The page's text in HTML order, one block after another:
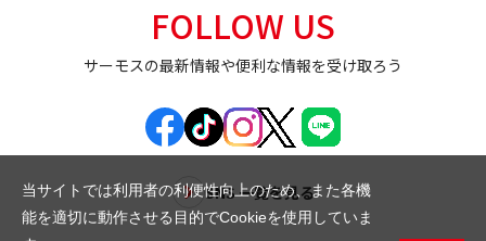
FOLLOW US
サーモスの最新情報や便利な情報を受け取ろう
SNS 一覧を見る
当サイトでは利用者の利便性向上のため、また各機
能を適切に動作させる目的でCookieを使用していま